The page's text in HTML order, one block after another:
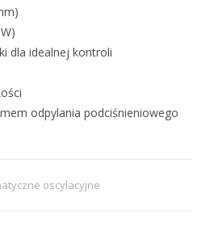
dla idealnej kontroli
odpylania podciśnieniowego
oscylacyjne